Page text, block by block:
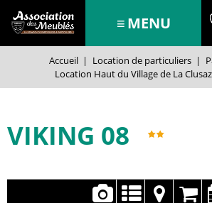
MENU
Accueil | Location de particuliers |
Location Haut du Village de La Clusaz
VIKING 08